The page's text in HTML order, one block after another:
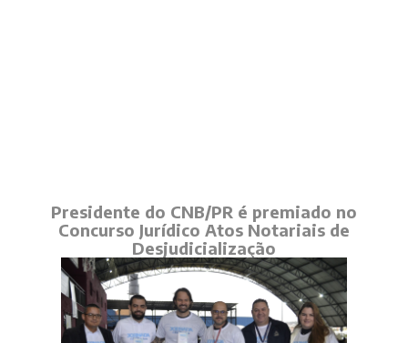
Presidente do CNB/PR é premiado no
Concurso Jurídico Atos Notariais de
Desjudicialização